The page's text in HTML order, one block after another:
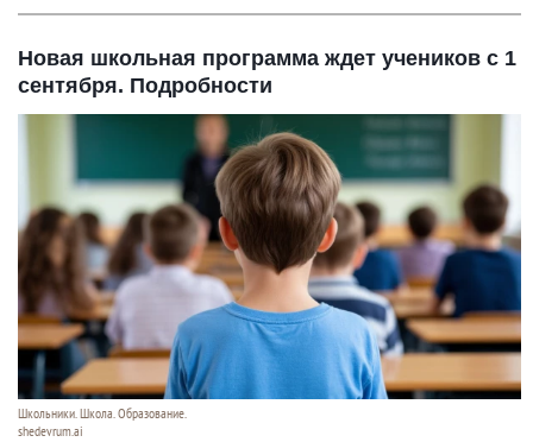
Новая школьная программа ждет учеников с 1
сентября. Подробности
Школьники. Школа. Образование.
shedevrum.ai